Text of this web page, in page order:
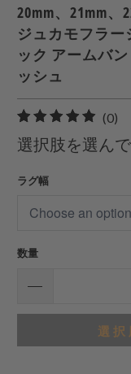
20mm、21mm、
ジュカモフラー
ック アームバ
ッシュ
(0)
合
計
ュ
選択肢を選ん
ラグ幅
数量
選